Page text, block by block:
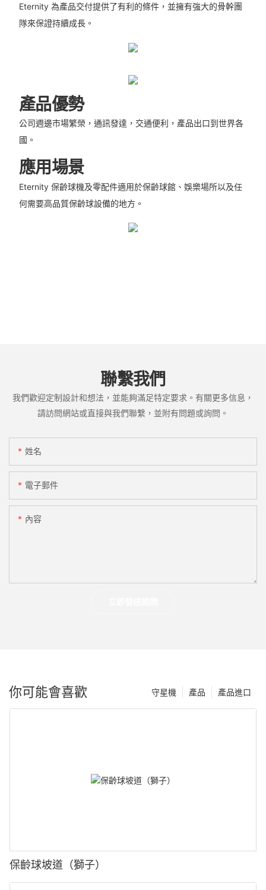
Eternity 為產品交付提供了有利的條件，並擁有強大的骨幹團
隊來保證持續成長。
產品優勢
公司週邊市場繁榮，通訊發達，交通便利，產品出口到世界各
國。
應用場景
Eternity 保齡球機及零配件適用於保齡球館、娛樂場所以及任
何需要高品質保齡球設備的地方。
聯繫我們
我們歡迎定制設計和想法，並能夠滿足特定要求。有關更多信息，
請訪問網站或直接與我們聯繫，並附有問題或詢問。
姓名
電子郵件
內容
你可能會喜歡 產品進口
產品
守星機
保齡球坡道（獅子）